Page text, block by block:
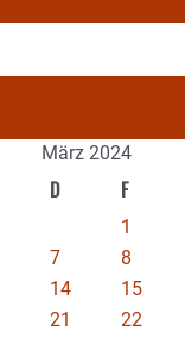
März 2024
D F
1
7 8
14 15
21 22